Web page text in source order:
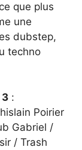
que plus
une
dubstep,
techno
:
Poirier
Gabriel /
/ Trash